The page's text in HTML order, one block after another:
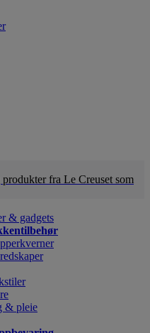
fra Le Creuset som
& gadgets
& pleie